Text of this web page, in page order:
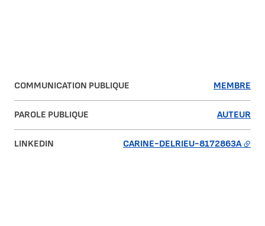
COMMUNICATION PUBLIQUE MEMBRE
PAROLE PUBLIQUE AUTEUR
LINKEDIN CARINE-DELRIEU-8172863A